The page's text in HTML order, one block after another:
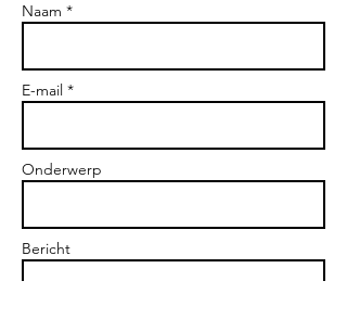
Naam *
E-mail *
Onderwerp
Bericht